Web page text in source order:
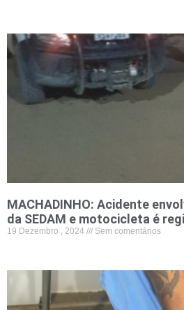
MACHADINHO: Acidente
da SEDAM e motocicleta é
19 Dezembro , 2024 Sem comentários